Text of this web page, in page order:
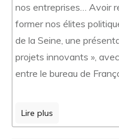
nos entreprises… Avoir
former nos élites
de la Seine, une
projets innovants »,
entre le bureau de
Lire plus